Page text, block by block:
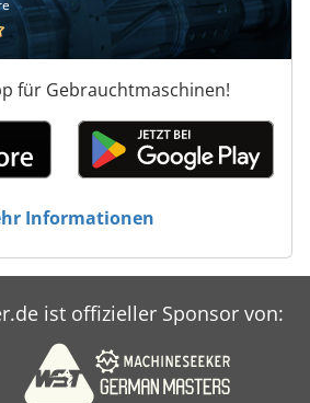
für Gebrauchtmaschinen!
Informationen
ist offizieller Sponsor von: